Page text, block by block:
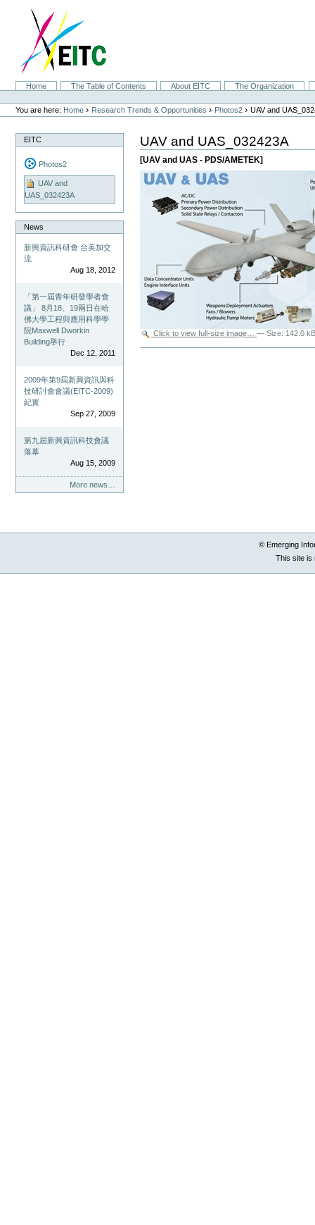
navigation
SectionsHome The Table of Contents About EITC
The Organization
Personal
tools
You are here: Home › Research Trends & Opportunities › Photos2 ›UAV and
EITC
Photos2
UAV and
UAS_032423A
News
新興資訊科研會 台美加交
流
Aug 18, 2012
「第一屆青年研發學者會
議」 8月18、19兩日在哈
佛大學工程與應用科學學
院Maxwell Dworkin
Building舉行
Dec 12, 2011
2009年第9屆新興資訊與科
技研討會會議(EITC-2009)
紀實
Sep 27, 2009
第九屆新興資訊科技會議
落幕
Aug 15, 2009
More news…
UAV and UAS_032423A
[UAV and UAS - PDS/AMETEK]
Click to view full-size image… —Size: 142.0
© Emerging
This site is